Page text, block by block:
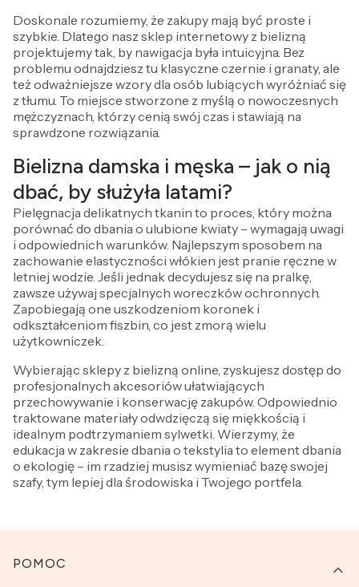
Doskonale rozumiemy, że zakupy mają być proste i
szybkie. Dlatego nasz sklep internetowy z bielizną
projektujemy tak, by nawigacja była intuicyjna. Bez
problemu odnajdziesz tu klasyczne czernie i granaty, ale
też odważniejsze wzory dla osób lubiących wyróżniać się
z tłumu. To miejsce stworzone z myślą o nowoczesnych
mężczyznach, którzy cenią swój czas i stawiają na
sprawdzone rozwiązania.
Bielizna damska i męska – jak o nią
dbać, by służyła latami?
Pielęgnacja delikatnych tkanin to proces, który można
porównać do dbania o ulubione kwiaty – wymagają uwagi
i odpowiednich warunków. Najlepszym sposobem na
zachowanie elastyczności włókien jest pranie ręczne w
letniej wodzie. Jeśli jednak decydujesz się na pralkę,
zawsze używaj specjalnych woreczków ochronnych.
Zapobiegają one uszkodzeniom koronek i
odkształceniom fiszbin, co jest zmorą wielu
użytkowniczek.
Wybierając sklepy z bielizną online, zyskujesz dostęp do
profesjonalnych akcesoriów ułatwiających
przechowywanie i konserwację zakupów. Odpowiednio
traktowane materiały odwdzięczą się miękkością i
idealnym podtrzymaniem sylwetki. Wierzymy, że
edukacja w zakresie dbania o tekstylia to element dbania
o ekologię – im rzadziej musisz wymieniać bazę swojej
szafy, tym lepiej dla środowiska i Twojego portfela.
Linki w stopce
POMOC